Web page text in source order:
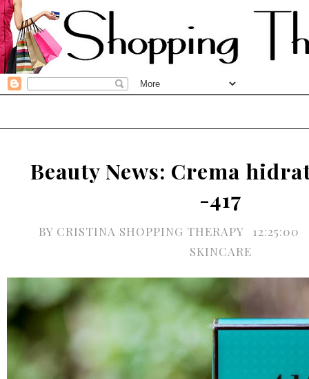
Beauty News: Crema
-417
BY CRISTINA SHOPPING THERAPY 12:25:00
SKINCARE